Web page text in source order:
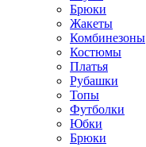
Брюки
Жакеты
Комбинезоны
Костюмы
Платья
Рубашки
Топы
Футболки
Юбки
Брюки